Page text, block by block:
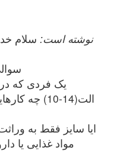
hosein85 نوشته است: سلام
یک فردی که
الت(14-10)
ایا سایز فقط به
مواد غذایی یا